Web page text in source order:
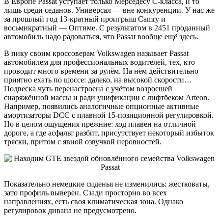
лишь среди седанов. Универсал — вне конкуренции. У нас же
за прошлый год 13-кратный проигрыш Camry и
восьмикратный ― Оптиме. С результатом в 2451 проданный
автомобиль надо радоваться, что Passat вообще ещё здесь.
В пику своим кроссоверам Volkswagen называет Passat
автомобилем для профессиональных водителей, тех, кто
проводит много времени за рулём. На нём действительно
приятно ехать по шоссе: далеко, на высокой скорости…
Подвеска чуть перенастроена с учётом возросшей
снаряжённой массы и ради унификации с лифтбеком Arteon.
Например, появились аналогичные опционные активные
амортизаторы DCC с плавной 15-позиционной регулировкой.
Но в целом ощущения прежние: ход плавен на отличной
дороге, а где асфальт разбит, присутствует некоторый избыток
тряски, притом с явной озвучкой неровностей.
Показательно немецкие сиденья не изменились: жестковаты,
зато профиль выверен. Сзади просторно во всех
направлениях, есть своя климатическая зона. Однако
регулировок дивана не предусмотрено.